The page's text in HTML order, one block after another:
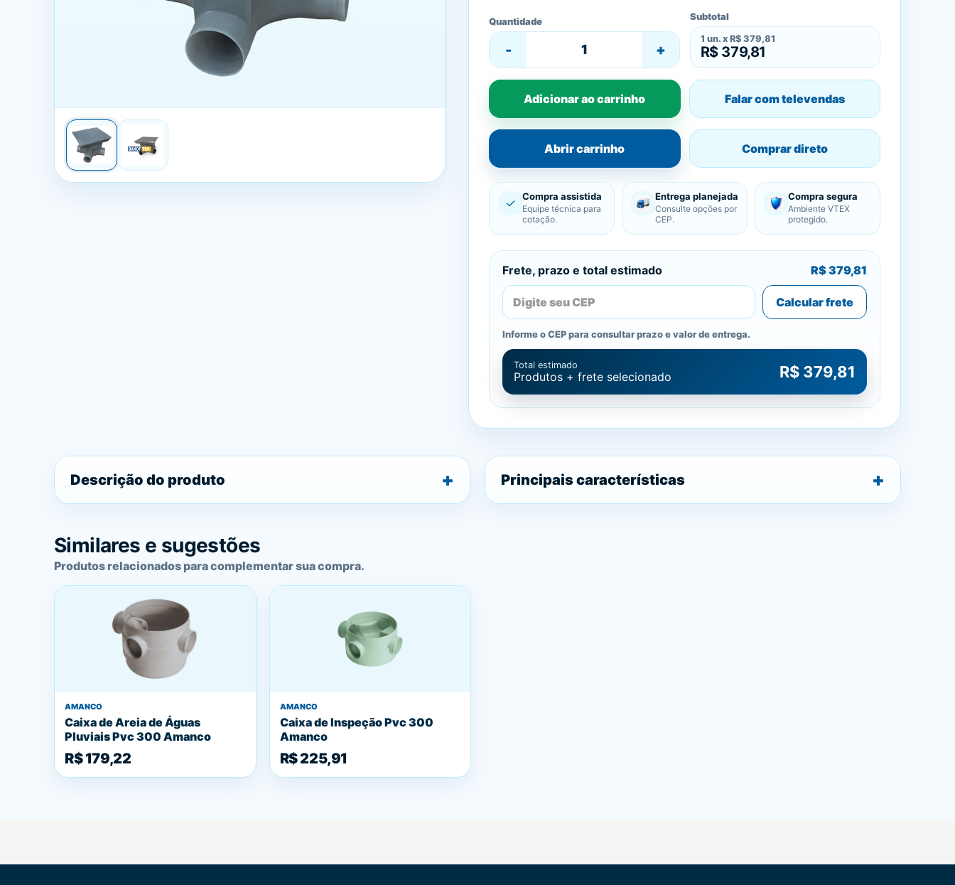
Quantidade
- +
Subtotal
1 un. x R$ 379,81
R$ 379,81
Adicionar ao carrinho Falar com televendas
Abrir carrinho Comprar direto
✓ Compra assistida
Equipe técnica para
cotação.
Entrega planejada
Consulte opções por
CEP.
Compra segura
Ambiente VTEX
protegido.
Frete, prazo e total estimado R$ 379,81
Calcular frete
Informe o CEP para consultar prazo e valor de entrega.
Total estimado
Produtos + frete selecionado R$ 379,81
Descrição do produto Principais características
Similares e sugestões
Produtos relacionados para complementar sua compra.
AMANCO
Caixa de Areia de Águas
Pluviais Pvc 300 Amanco
R$ 179,22
AMANCO
Caixa de Inspeção Pvc 300
Amanco
R$ 225,91